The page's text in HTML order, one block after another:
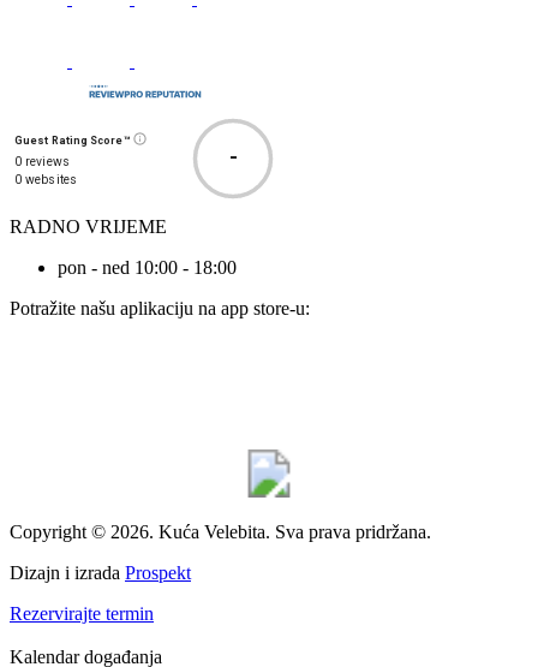
Guest Rating Score™
0 reviews
0 websites
-
RADNO VRIJEME
pon - ned 10:00 - 18:00
Potražite našu aplikaciju na app store-u:
Copyright © 2026. Kuća Velebita. Sva prava pridržana.
Dizajn i izrada Prospekt
Rezervirajte termin
Kalendar događanja